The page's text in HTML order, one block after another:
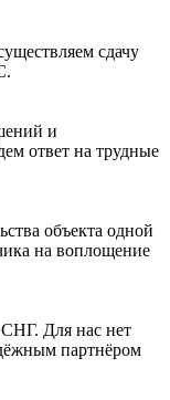
сдачу
и
ответ на трудные
объекта одной
на воплощение
Для нас нет
партнёром